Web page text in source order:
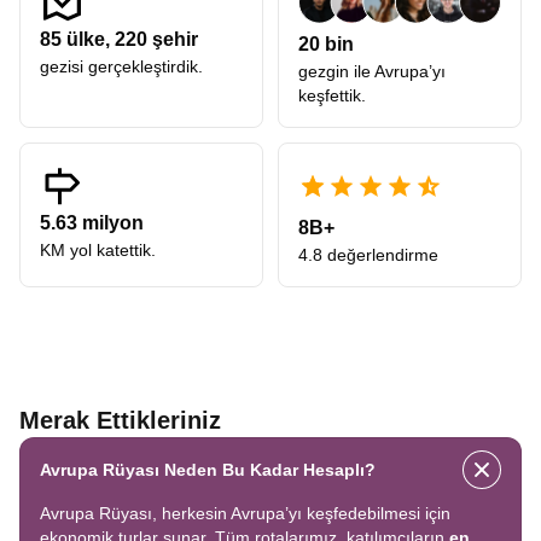
85 ülke, 220 şehir
gezisi gerçekleştirdik.
20 bin
gezgin ile Avrupa’yı
keşfettik.
5.63 milyon
KM yol katettik.
8B+
4.8 değerlendirme
Merak Ettikleriniz
Avrupa Rüyası Neden Bu Kadar Hesaplı?
Avrupa Rüyası, herkesin Avrupa’yı keşfedebilmesi için